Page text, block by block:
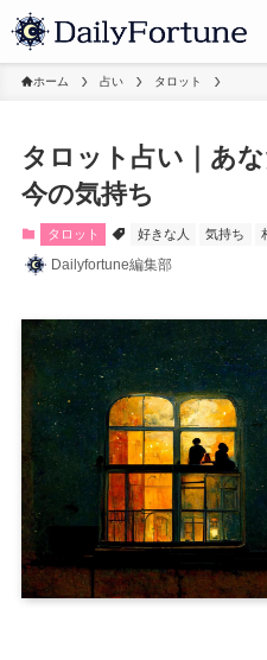
ホーム 占い タロット
タロット占い｜あ
今の気持ち
タロット 好きな人 気持ち
Dailyfortune編集部